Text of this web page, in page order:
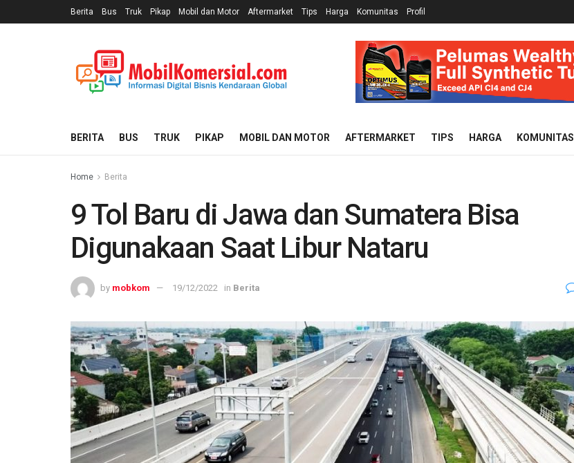
Berita Bus Truk Pikap Mobil dan Motor Aftermarket Tips Harga Komunitas Profil
BERITA BUS TRUK PIKAP MOBIL DAN MOTOR AFTERMARKET TIPS HARGA KOMUNITAS
Home Berita
9 Tol Baru di Jawa dan Sumatera Bisa
Digunakaan Saat Libur Nataru
by mobkom 19/12/2022 in Berita